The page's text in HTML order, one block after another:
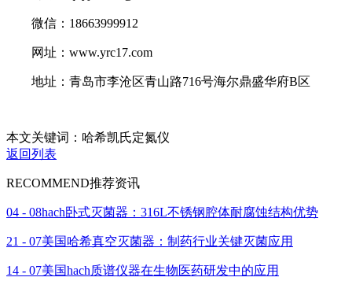
微信：18663999912
网址：www.yrc17.com
地址：青岛市李沧区青山路716号海尔鼎盛华府B区
本文关键词：哈希凯氏定氮仪
返回列表
RECOMMEND推荐资讯
04 - 08hach卧式灭菌器：316L不锈钢腔体耐腐蚀结构优势
21 - 07美国哈希真空灭菌器：制药行业关键灭菌应用
14 - 07美国hach质谱仪器在生物医药研发中的应用